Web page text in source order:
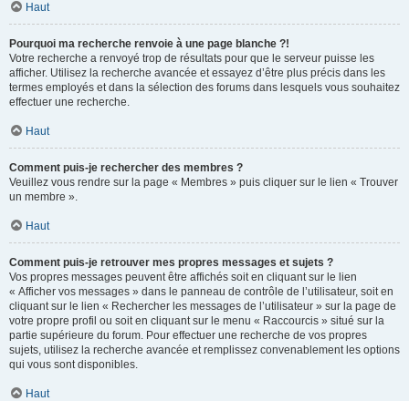
Haut
Pourquoi ma recherche renvoie à une page blanche ?!
Votre recherche a renvoyé trop de résultats pour que le serveur puisse les
afficher. Utilisez la recherche avancée et essayez d’être plus précis dans les
termes employés et dans la sélection des forums dans lesquels vous souhaitez
effectuer une recherche.
Haut
Comment puis-je rechercher des membres ?
Veuillez vous rendre sur la page « Membres » puis cliquer sur le lien « Trouver
un membre ».
Haut
Comment puis-je retrouver mes propres messages et sujets ?
Vos propres messages peuvent être affichés soit en cliquant sur le lien
« Afficher vos messages » dans le panneau de contrôle de l’utilisateur, soit en
cliquant sur le lien « Rechercher les messages de l’utilisateur » sur la page de
votre propre profil ou soit en cliquant sur le menu « Raccourcis » situé sur la
partie supérieure du forum. Pour effectuer une recherche de vos propres
sujets, utilisez la recherche avancée et remplissez convenablement les options
qui vous sont disponibles.
Haut